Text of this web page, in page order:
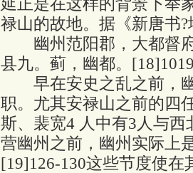
延正是在这样的背景下举
禄山的故地。据《新唐书
幽州范阳郡，大都督
县九。蓟，幽都。
早在安史之乱之前，幽
职。尤其安禄山之前的四
斯、裴宽4 人中有3人与
营幽州之前，幽州实际上
[19]126-130这些节度使